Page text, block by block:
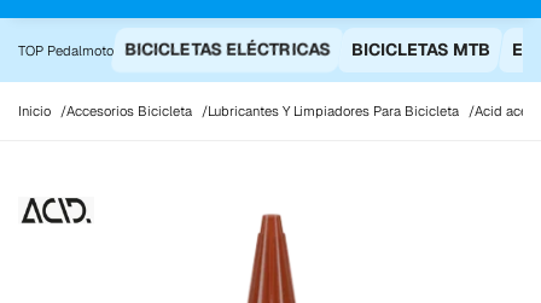
TOP Pedalmoto BICICLETAS ELÉCTRICAS BICICLETAS MTB
Inicio Accesorios Bicicleta Lubricantes Y Limpiadores Para Bicicleta Acid